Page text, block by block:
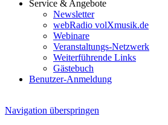
Service & Angebote
Newsletter
webRadio volXmusik.de
Webinare
Veranstaltungs-Netzwerk
Weiterführende Links
Gästebuch
Benutzer-Anmeldung
Navigation überspringen